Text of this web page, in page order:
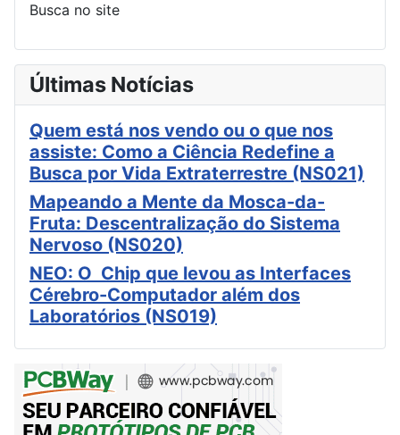
Busca no site
Últimas Notícias
Quem está nos vendo ou o que nos
assiste: Como a Ciência Redefine a
Busca por Vida Extraterrestre (NS021)
Mapeando a Mente da Mosca-da-
Fruta: Descentralização do Sistema
Nervoso (NS020)
NEO: O Chip que levou as Interfaces
Cérebro-Computador além dos
Laboratórios (NS019)